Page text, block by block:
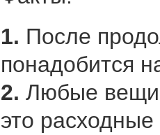
1. После
понадобится
2. Любые вещи
это